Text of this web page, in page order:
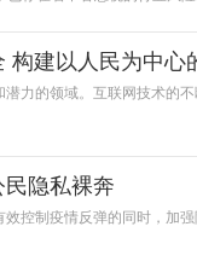
构建以人民为中心
力的领域。互联网技术的
隐私裸奔
控制疫情反弹的同时，加强